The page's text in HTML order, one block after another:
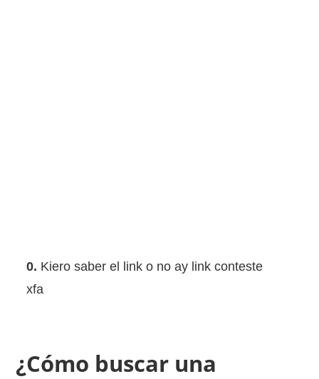
0. Kiero saber el link o no ay link conteste
xfa
¿Cómo buscar una